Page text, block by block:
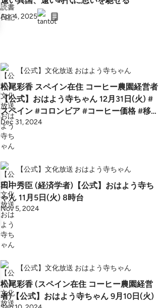
Apr 4, 2025
【公式】文化放送 おはよう寺ちゃん
松尾彩香 スペイン在住 コーヒー農園経営者
【公式】おはよう寺ちゃん 12月31日(火) #
スペイン #コロンビア #コーヒー価格 #移
民政策
Dec 31, 2024
【公式】文化放送 おはよう寺ちゃん
田中秀臣 (経済学者)【公式】おはよう寺ち
ゃん 11月5日(火) 8時台
Nov 5, 2024
【公式】文化放送 おはよう寺ちゃん
松尾彩香 (スペイン在住 コーヒー農園経営
者)【公式】おはよう寺ちゃん 9月10日(火)